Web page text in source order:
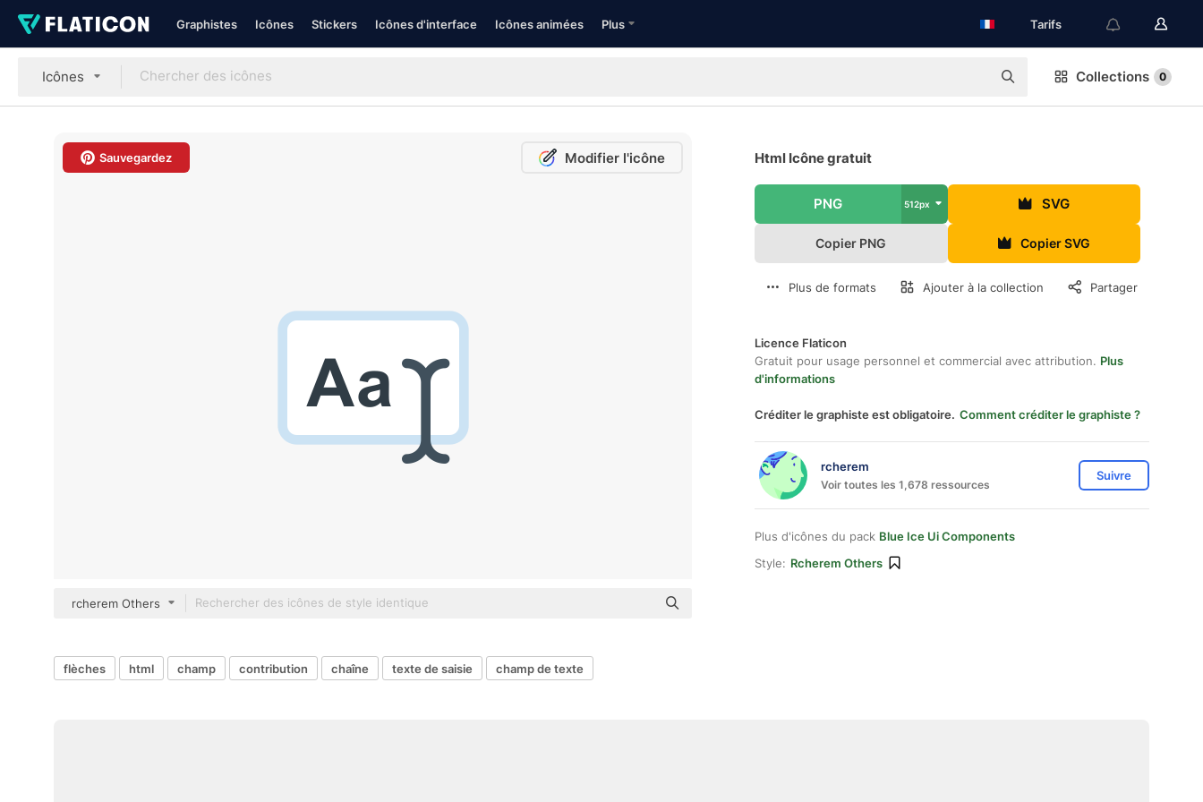
Graphistes Icônes Stickers Icônes d'interface Icônes animées Plus Tarifs
Icônes Collections 0
Sauvegardez Modifier l'icône
rcherem Others
Html Icône gratuit
PNG 512px SVG
Copier PNG Copier SVG
Plus de formats Ajouter à la collection Partager
Licence Flaticon
Gratuit pour usage personnel et commercial avec attribution. Plus
d'informations
Créditer le graphiste est obligatoire. Comment créditer le graphiste ?
rcherem
Voir toutes les 1,678 ressources
Suivre
Plus d'icônes du pack Blue Ice Ui Components
Style: Rcherem Others
flèches html champ contribution chaîne texte de saisie champ de texte